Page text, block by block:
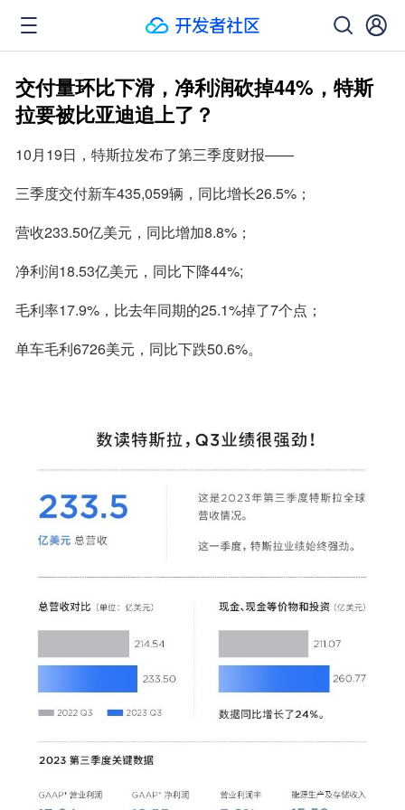
交付量环比下滑，净利润砍掉44%，特斯
拉要被比亚迪追上了？
10月19日，特斯拉发布了第三季度财报——
三季度交付新车435,059辆，同比增长26.5%；
营收233.50亿美元，同比增加8.8%；
净利润18.53亿美元，同比下降44%;
毛利率17.9%，比去年同期的25.1%掉了7个点；
单车毛利6726美元，同比下跌50.6%。